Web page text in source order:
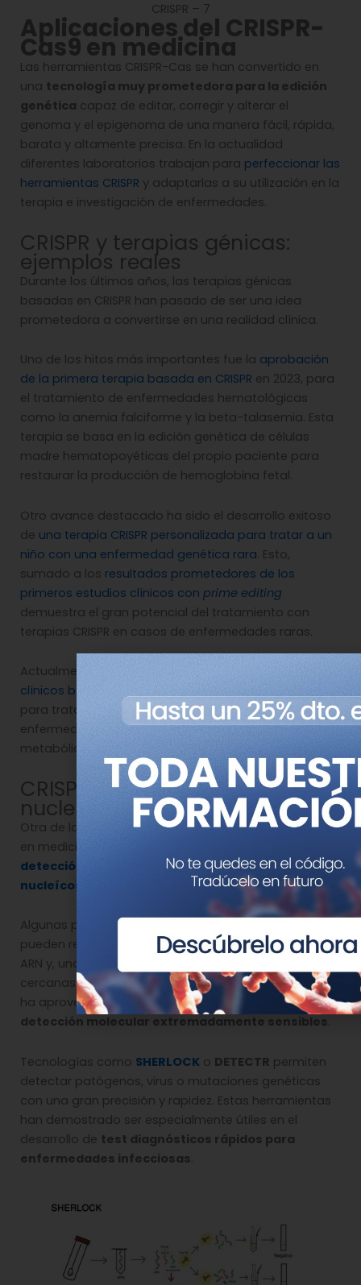
CRISPR – 7
Aplicaciones del CRISPR-
Cas9 en medicina
Las herramientas CRISPR-Cas se han convertido en
una tecnología muy prometedora para la edición
genética capaz de editar, corregir y alterar el
genoma y el epigenoma de una manera fácil, rápida,
barata y altamente precisa. En la actualidad
diferentes laboratorios trabajan para perfeccionar las
herramientas CRISPR y adaptarlas a su utilización en la
terapia e investigación de enfermedades.
CRISPR y terapias génicas:
ejemplos reales
Durante los últimos años, las terapias génicas
basadas en CRISPR han pasado de ser una idea
prometedora a convertirse en una realidad clínica.
Uno de los hitos más importantes fue la aprobación
de la primera terapia basada en CRISPR en 2023, para
el tratamiento de enfermedades hematológicas
como la anemia falciforme y la beta-talasemia. Esta
terapia se basa en la edición genética de células
madre hematopoyéticas del propio paciente para
restaurar la producción de hemoglobina fetal.
Otro avance destacado ha sido el desarrollo exitoso
de una terapia CRISPR personalizada para tratar a un
niño con una enfermedad genética rara. Esto,
sumado a los resultados prometedores de los
primeros estudios clínicos con prime editing
demuestra el gran potencial del tratamiento con
terapias CRISPR en casos de enfermedades raras.
Actualmente existen
clínicos basados en tecnologías CRISPR en marcha
para tratar diferentes patologías, incluyendo
enfermedades hematológicas, cáncer, trastornos
metabólicos o enfermedades raras.
CRISPR en detección de ácidos
nucleicos
Otra de las aplicaciones más interesantes de CRISPR
en medicina es su uso como
detección de secuencias específicas de ácidos
nucleícos
Algunas proteínas Cas, como Cas12a o Cas13a,
pueden reconocer secuencias específicas de ADN o
ARN y, una vez activadas, cortar otras moléculas
cercanas de forma indiscriminada. Este fenómeno se
ha aprovechado para desarrollar
sistemas de
detección molecular extremadamente sensibles
Tecnologías como SHERLOCK o DETECTR permiten
detectar patógenos, virus o mutaciones genéticas
con una gran precisión y rapidez. Estas herramientas
han demostrado ser especialmente útiles en el
desarrollo de test diagnósticos rápidos para
enfermedades infecciosas